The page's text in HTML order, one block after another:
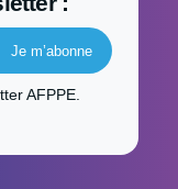
AFPPE.